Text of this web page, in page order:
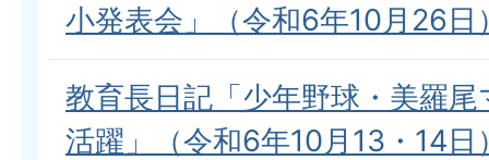
小発表会」（令和6年10月26日
教育長日記「少年野球・美羅
活躍」（令和6年10月13・14日